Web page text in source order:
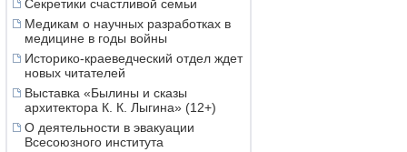
Секретики счастливой семьи
Медикам о научных разработках в
медицине в годы войны
Историко-краеведческий отдел ждет
новых читателей
Выставка «Былины и сказы
архитектора К. К. Лыгина» (12+)
О деятельности в эвакуации
Всесоюзного института